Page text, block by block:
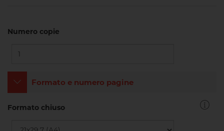
Numero copie
Formato e numero pagine
Formato chiuso